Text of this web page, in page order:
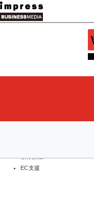
メ
イ
ン
ツ
移
教育講座
EC支援